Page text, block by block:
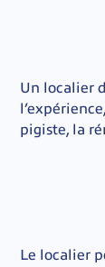
Un localier
pigiste, la
Le localier